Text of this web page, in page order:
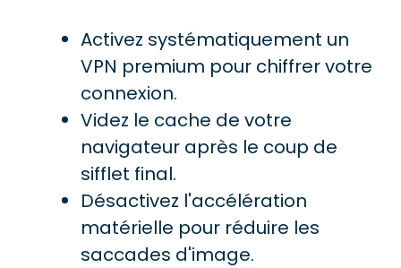
Activez systématiquement un
VPN premium pour chiffrer votre
connexion.
Videz le cache de votre
navigateur après le coup de
sifflet final.
Désactivez l'accélération
matérielle pour réduire les
saccades d'image.